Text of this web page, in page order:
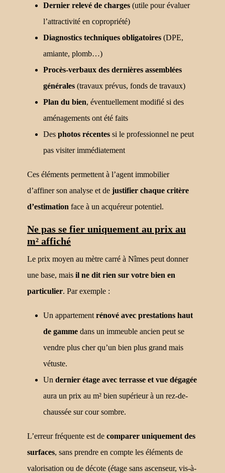
Dernier relevé de charges (utile pour évaluer
l’attractivité en copropriété)
Diagnostics techniques obligatoires (DPE,
amiante, plomb…)
Procès-verbaux des dernières assemblées
générales (travaux prévus, fonds de travaux)
Plan du bien, éventuellement modifié si des
aménagements ont été faits
Des photos récentes si le professionnel ne peut
pas visiter immédiatement
Ces éléments permettent à l’agent immobilier
d’affiner son analyse et de justifier chaque critère
d’estimation face à un acquéreur potentiel.
Ne pas se fier uniquement au prix au
m² affiché
Le prix moyen au mètre carré à Nîmes peut donner
une base, mais il ne dit rien sur votre bien en
particulier. Par exemple :
Un appartement rénové avec prestations haut
de gamme dans un immeuble ancien peut se
vendre plus cher qu’un bien plus grand mais
vétuste.
Un dernier étage avec terrasse et vue dégagée
aura un prix au m² bien supérieur à un rez-de-
chaussée sur cour sombre.
L’erreur fréquente est de comparer uniquement des
surfaces, sans prendre en compte les éléments de
valorisation ou de décote (étage sans ascenseur, vis-à-